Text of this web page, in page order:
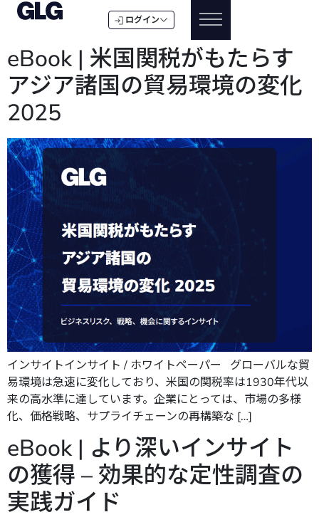
ログイン
eBook | 米国関税がもたらす
アジア諸国の貿易環境の変化
2025
インサイトインサイト / ホワイトペーパー グローバルな貿
易環境は急速に変化しており、米国の関税率は1930年代以
来の高水準に達しています。企業にとっては、市場の多様
化、価格戦略、サプライチェーンの再構築な […]
eBook | より深いインサイト
の獲得 – 効果的な定性調査の
実践ガイド